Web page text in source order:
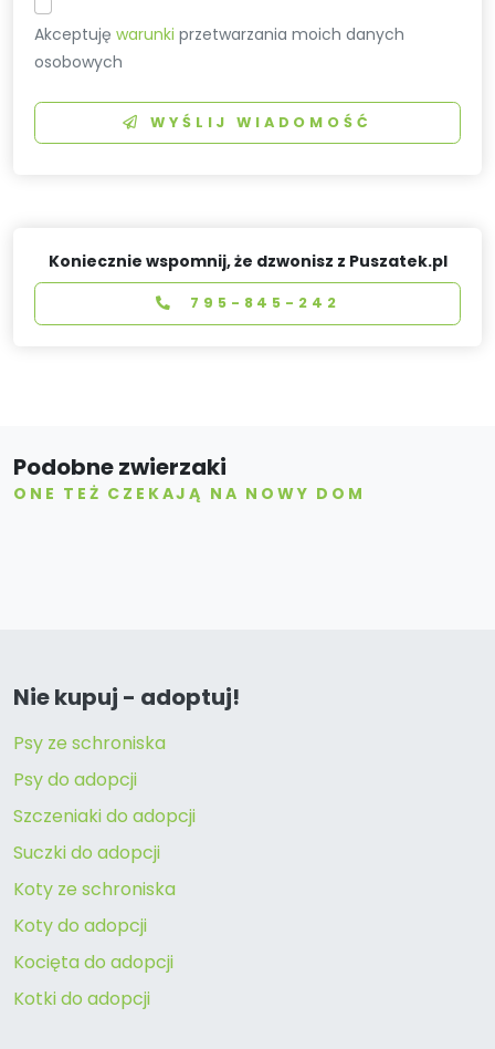
Akceptujęwarunki przetwarzania moich danych
osobowych
WYŚLIJ WIADOMOŚĆ
Koniecznie wspomnij, że dzwonisz z Puszatek.pl
795-845-242
Podobne zwierzaki
ONE TEŻ CZEKAJĄ NA NOWY DOM
Nie kupuj - adoptuj!
Psy ze schroniska
Psy do adopcji
Szczeniaki do adopcji
Suczki do adopcji
Koty ze schroniska
Koty do adopcji
Kocięta do adopcji
Kotki do adopcji